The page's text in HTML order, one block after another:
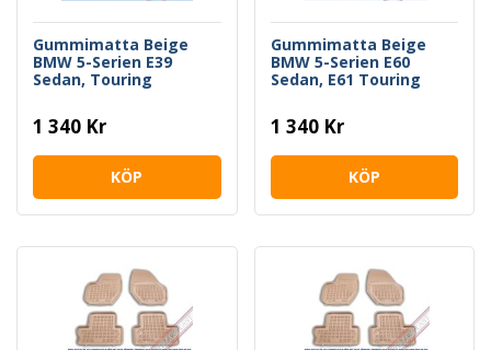
Gummimatta Beige
BMW 5-Serien E39
Sedan, Touring
1 340 Kr
KÖP
Gummimatta Beige
BMW 5-Serien E60
Sedan, E61 Touring
1 340 Kr
KÖP